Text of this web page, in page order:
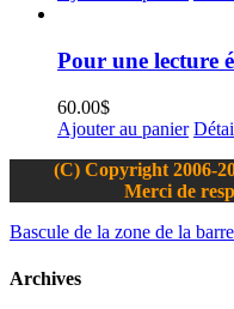
Pour une lecture
60.00$
Ajouter au panier
(C) Copyright 2006-
Merci de
Bascule de la zone de la
Archives